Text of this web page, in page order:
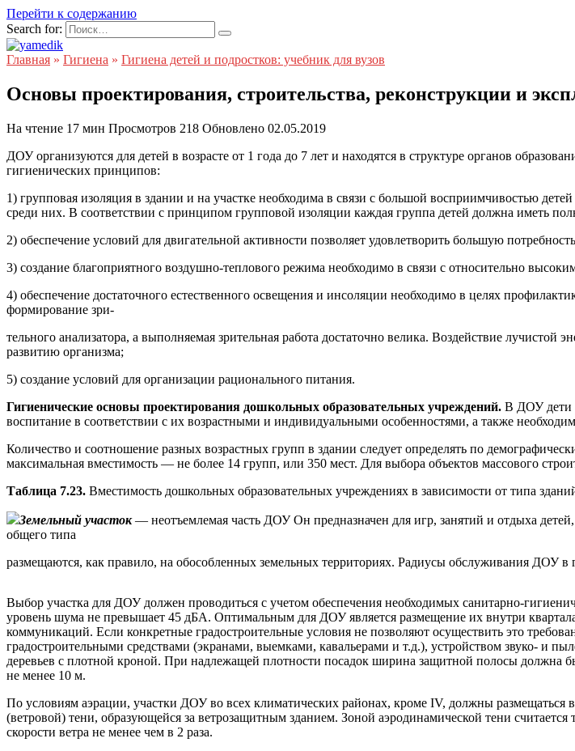
Перейти к содержанию
Search for:
Главная » Гигиена » Гигиена детей и подростков: учебник для вузов
Основы проектирования, строительства, реконструкции и
На чтение 17 мин Просмотров 218 Обновлено 02.05.2019
ДОУ организуются для детей в возрасте от 1 года до 7 лет и находятся в структуре органов
гигиенических принципов:
1) групповая изоляция в здании и на участке необходима в связи с большой восприимчивостью
среди них. В соответствии с принципом групповой изоляции каждая группа детей должна иметь
2) обеспечение условий для двигательной активности позволяет удовлетворить большую
3) создание благоприятного воздушно-теплового режима необходимо в связи с относительно
4) обеспечение достаточного естественного освещения и инсоляции необходимо в целях
формирование зри-
тельного анализатора, а выполняемая зрительная работа достаточно велика. Воздействие
развитию организма;
5) создание условий для организации рационального питания.
Гигиенические основы проектирования дошкольных образовательных учреждений. В ДОУ дети
воспитание в соответствии с их возрастными и индивидуальными особенностями, а также
Количество и соотношение разных возрастных групп в здании следует определять по
максимальная вместимость — не более 14 групп, или 350 мест. Для выбора объектов массового
Таблица 7.23. Вместимость дошкольных образовательных учреждениях в зависимости от типа
Земельный участок— неотъемлемая часть ДОУ Он предназначен для игр, занятий и отдыха
общего типа
размещаются, как правило, на обособленных земельных территориях. Радиусы обслуживания ДОУ в
Выбор участка для ДОУ должен проводиться с учетом обеспечения необходимых санитарно-
уровень шума не превышает 45 дБА. Оптимальным для ДОУ является размещение их внутри
коммуникаций. Если конкретные градостроительные условия не позволяют осуществить это
градостроительными средствами (экранами, выемками, кавальерами и т.д.), устройством звуко- и
деревьев с плотной кроной. При надлежащей плотности посадок ширина защитной полосы должна
не менее 10 м.
По условиям аэрации, участки ДОУ во всех климатических районах, кроме IV, должны
(ветровой) тени, образующейся за ветрозащитным зданием. Зоной аэродинамической тени
скорости ветра не менее чем в 2 раза.